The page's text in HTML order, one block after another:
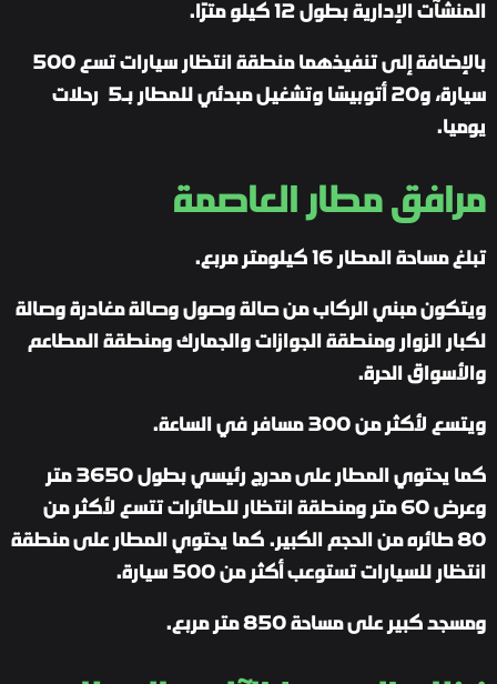
المنشآت الإدارية بطول 12 كيلو مترًا.
بالإضافة إلى تنفيذهما منطقة انتظار سيارات تسع 500
سيارة، و20 أتوبيسًا وتشغيل مبدئي للمطار بـ5 رحلات
يوميا.
مرافق مطار العاصمة
تبلغ مساحة المطار 16 كيلومتر مربع.
ويتكون مبني الركاب من صالة وصول وصالة مغادرة وصالة
لكبار الزوار ومنطقة الجوازات والجمارك ومنطقة المطاعم
والأسواق الحرة.
ويتسع لأكثر من 300 مسافر في الساعة.
كما يحتوي المطار على مدرج رئيسي بطول 3650 متر
وعرض 60 متر ومنطقة انتظار للطائرات تتسع لأكثر من
80 طائره من الحجم الكبير. كما يحتوي المطار على منطقة
انتظار للسيارات تستوعب أكثر من 500 سيارة.
ومسجد كبير على مساحة 850 متر مربع.